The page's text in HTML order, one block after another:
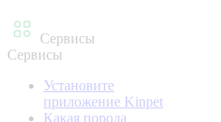
Сервисы
Сервисы
Установите
приложение Kinpet
Какая порода